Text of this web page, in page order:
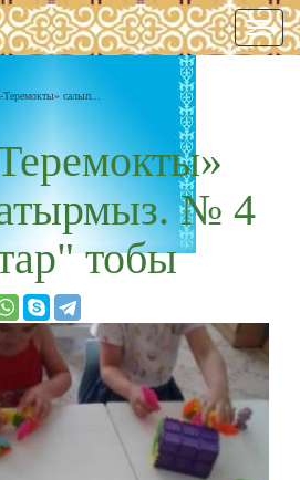
салып...
№ 4
тобы